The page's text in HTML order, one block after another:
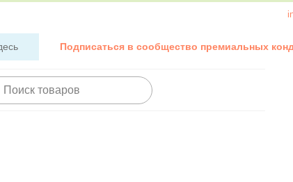
Подписаться в сообщество премиальных